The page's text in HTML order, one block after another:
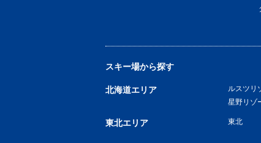
スキー場から探す
北海道エリア ルスツリ
星野リゾ
東北エリア 東北